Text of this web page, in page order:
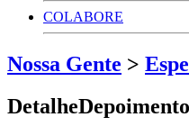
COLABORE
Nossa Gente >
DetalheDepoimento